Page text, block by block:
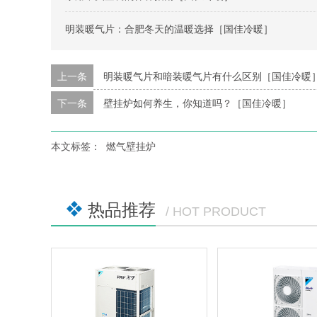
明装暖气片：合肥冬天的温暖选择［国佳冷暖］
上一条
明装暖气片和暗装暖气片有什么区别［国佳冷暖
下一条
壁挂炉如何养生，你知道吗？［国佳冷暖］
本文标签： 燃气壁挂炉
热品推荐 / HOT PRODUCT